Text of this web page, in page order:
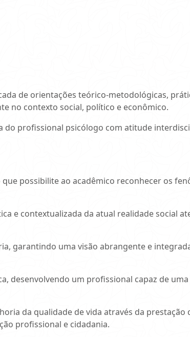
de orientações teórico-metodológicas,
no contexto social, político e econômico.
do profissional psicólogo com atitude
possibilite ao acadêmico reconhecer os
e contextualizada da atual realidade social
garantindo uma visão abrangente e
desenvolvendo um profissional capaz de
da qualidade de vida através da prestação
profissional e cidadania.